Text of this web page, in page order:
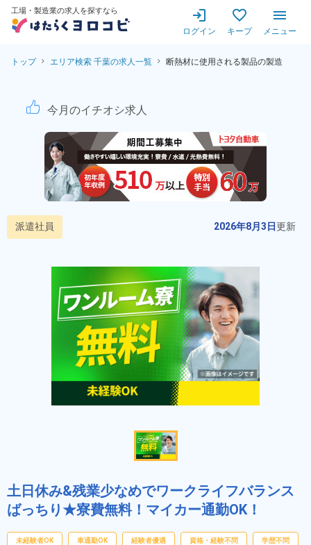
工場・製造業の求人を探すなら
ログイン キープ メニュー
トップ エリア検索 千葉の求人一覧 断熱材に使用される製品の製造
断熱材に使用される製品の
今月のイチオシ求人
派遣社員 2026年8月3日更新
土日休み&残業少なめでワークライフバランス
ばっちり★寮費無料！マイカー通勤OK！
未経験者OK 車通勤OK 経験者優遇 資格・経験不問 学歴不問